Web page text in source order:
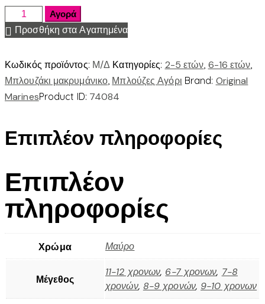
Αγορά
Προσθήκη στα Αγαπημένα
Κωδικός προϊόντος: Μ/Δ Κατηγορίες: 2-5 ετών, 6-16 ετών,
Μπλουζάκι μακρυμάνικο, Μπλούζες Αγόρι Brand: Original
MarinesProduct ID: 74084
Επιπλέον πληροφορίες
Επιπλέον
πληροφορίες
Χρώμα Μαύρο
Μέγεθος
11-12 χρονων, 6-7 χρονων, 7-8
χρονών, 8-9 χρονών, 9-10 χρονων